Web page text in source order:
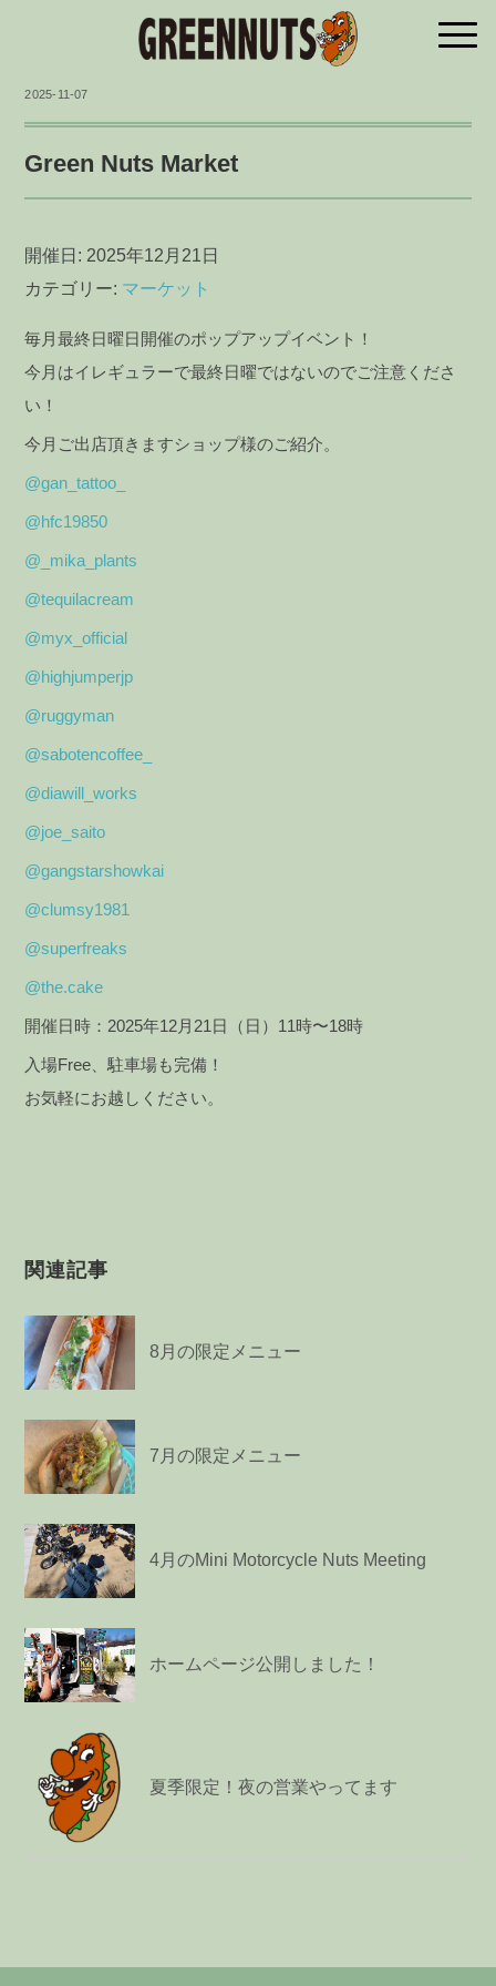
2025-11-07
Green Nuts Market
開催日: 2025年12月21日
カテゴリー: マーケット
毎月最終日曜日開催のポップアップイベント！
今月はイレギュラーで最終日曜ではないのでご注意くださ
い！
今月ご出店頂きますショップ様のご紹介。
@gan_tattoo_
@hfc19850
@_mika_plants
@tequilacream
@myx_official
@highjumperjp
@ruggyman
@sabotencoffee_
@diawill_works
@joe_saito
@gangstarshowkai
@clumsy1981
@superfreaks
@the.cake
開催日時：2025年12月21日（日）11時〜18時
入場Free、駐車場も完備！
お気軽にお越しください。
関連記事
8月の限定メニュー
7月の限定メニュー
4月のMini Motorcycle Nuts Meeting
ホームページ公開しました！
夏季限定！夜の営業やってます